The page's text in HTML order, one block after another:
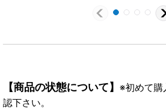
【商品の状態について】 ※初めて購
認下さい。